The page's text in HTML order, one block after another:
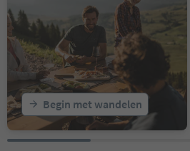
Begin met wandelen